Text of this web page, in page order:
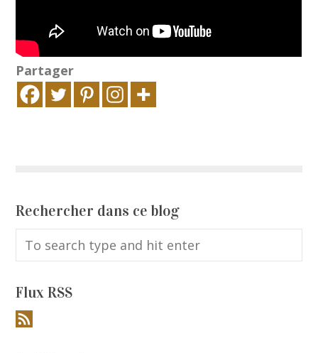
Partager
Rechercher dans ce blog
Flux RSS